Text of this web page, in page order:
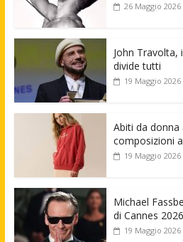
26 Maggio 2026
John Travolta,
divide tutti
19 Maggio 2026
Abiti da
composizioni
19 Maggio 2026
Michael
di Cannes 2026
19 Maggio 2026